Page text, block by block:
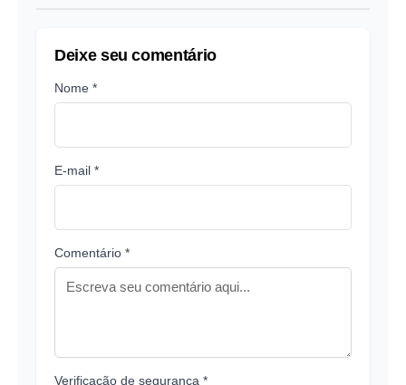
Deixe seu comentário
Nome *
E-mail *
Comentário *
Verificação de segurança *